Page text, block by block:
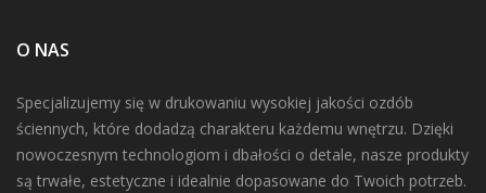
O NAS
Specjalizujemy się w drukowaniu wysokiej jakości ozdób
ściennych, które dodadzą charakteru każdemu wnętrzu. Dzięki
nowoczesnym technologiom i dbałości o detale, nasze produkty
są trwałe, estetyczne i idealnie dopasowane do Twoich potrzeb.